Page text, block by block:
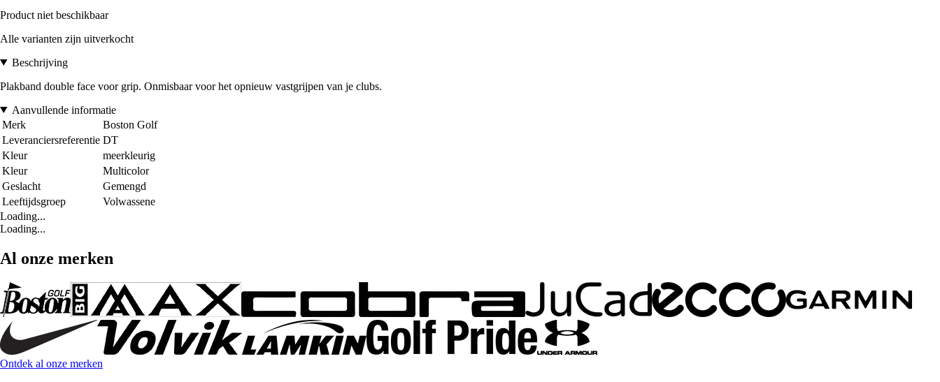
Product niet beschikbaar
Alle varianten zijn uitverkocht
Beschrijving
Plakband double face voor grip. Onmisbaar voor het opnieuw vastgrijpen van je clubs.
Aanvullende informatie
Merk
Boston Golf
Leveranciersreferentie DT
Kleur
meerkleurig
Kleur
Multicolor
Geslacht
Gemengd
Leeftijdsgroep
Volwassene
Loading...
Loading...
Al onze merken
Ontdek al onze merken